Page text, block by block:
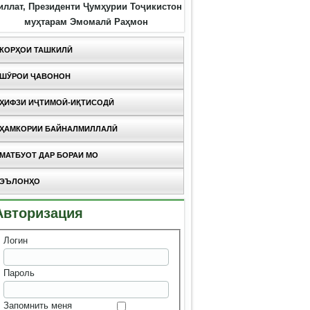
Президенти Ҷумҳурии Тоҷикистон
муҳтарам Эмомалӣ Раҳмон
КОРҲОИ ТАШКИЛӢ
ШӮРОИ ҶАВОНОН
ҲИФЗИ ИҶТИМОӢ-ИҚТИСОДӢ
ҲАМКОРИИ БАЙНАЛМИЛЛАЛӢ
МАТБУОТ ДАР БОРАИ МО
ЭЪЛОНҲО
Логин
Пароль
Запомнить меня